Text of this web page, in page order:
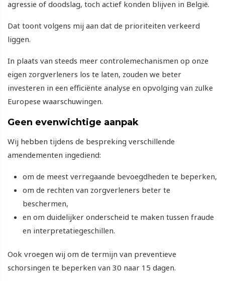
agressie of doodslag, toch actief konden blijven in België.
Dat toont volgens mij aan dat de prioriteiten verkeerd
liggen.
In plaats van steeds meer controlemechanismen op onze
eigen zorgverleners los te laten, zouden we beter
investeren in een efficiënte analyse en opvolging van zulke
Europese waarschuwingen.
Geen evenwichtige aanpak
Wij hebben tijdens de bespreking verschillende
amendementen ingediend:
om de meest verregaande bevoegdheden te beperken,
om de rechten van zorgverleners beter te
beschermen,
en om duidelijker onderscheid te maken tussen fraude
en interpretatiegeschillen.
Ook vroegen wij om de termijn van preventieve
schorsingen te beperken van 30 naar 15 dagen.